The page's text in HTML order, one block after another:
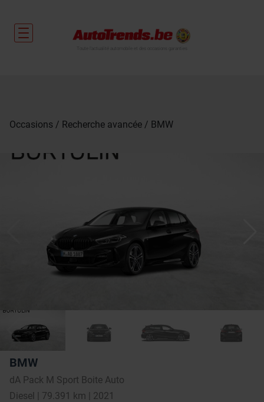
Occasions Recherche avancée BMW
BMW
dA Pack M Sport Boite Auto
Diesel | 79.391 km | 2021